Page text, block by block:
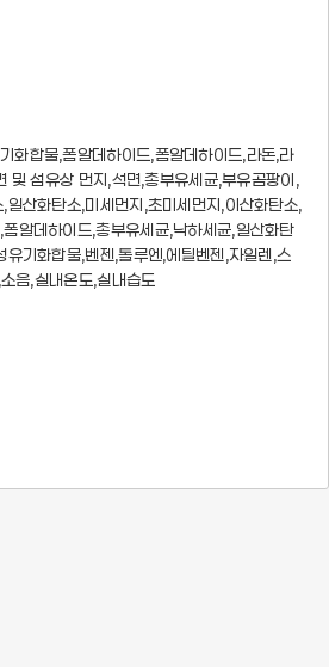
화합물,폼알데하이드,폼알데하이드,라돈,라
및 섬유상 먼지,석면,총부유세균,부유곰팡이,
일산화탄소,미세먼지,초미세먼지,이산화탄소,
알데하이드,총부유세균,낙하세균,일산화탄
기화합물,벤젠,톨루엔,에틸벤젠,자일렌,스
음,실내온도,실내습도